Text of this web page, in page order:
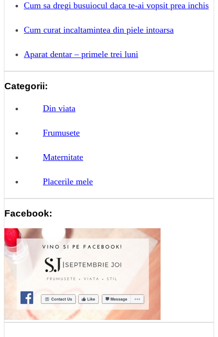
Cum sa dregi busuiocul daca te-ai vopsit prea inchis
Cum curat incaltamintea din piele intoarsa
Aparat dentar – primele trei luni
Categorii:
Din viata
Frumusete
Maternitate
Placerile mele
Facebook: